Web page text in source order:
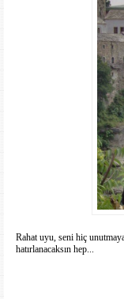
Rahat uyu, seni hiç
hatırlanacaksın hep...